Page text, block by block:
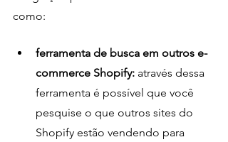
como:
ferramenta de busca em outros e-
commerce Shopify: através dessa
ferramenta é possível que você
pesquise o que outros sites do
Shopify estão vendendo para